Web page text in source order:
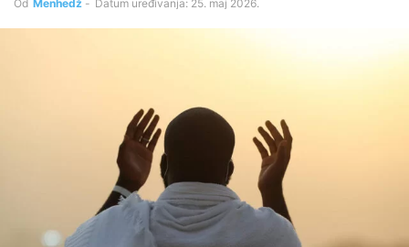
Od Menhedž - Datum uređivanja: 25. maj 2026.